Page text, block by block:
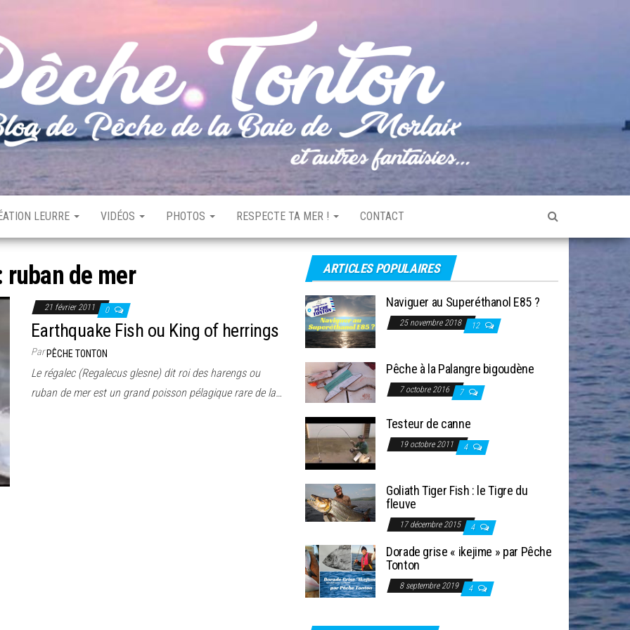
LEURRE VIDÉOS PHOTOS RESPECTE TA MER ! CONTACT
ruban de mer
21 février 2011 0
Earthquake Fish ou King of herrings
ParPÊCHE TONTON
Le régalec (Regalecus glesne) dit roi des harengs ou
ruban de mer est un grand poisson pélagique rare de la…
ARTICLES POPULAIRES
Naviguer au Superéthanol E85 ?
25 novembre 2018 12
Pêche à la Palangre bigoudène
7 octobre 2016 7
Testeur de canne
19 octobre 2011 4
Goliath Tiger Fish : le Tigre du
fleuve
17 décembre 2015 4
Dorade grise « ikejime » par Pêche
Tonton
8 septembre 2019 4